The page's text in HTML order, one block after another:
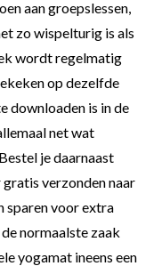
aan groepslessen,
zo wispelturig is als
wordt regelmatig
op dezelfde
downloaden is in de
net wat
je daarnaast
verzonden naar
sparen voor extra
normaalste zaak
yogamat ineens een